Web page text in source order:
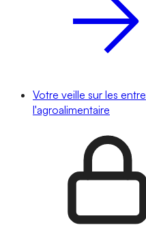
Votre veille sur les
l'agroalimentaire